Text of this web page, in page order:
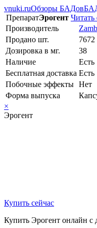
vnuki.ruОбзоры БАДов
ПрепаратЭрогент Читать
Производитель
Продано шт.
7672
Дозировка в мг.
38
Наличие
Есть
Бесплатная доставка Есть
Побочные эффекты Нет
Форма выпуска
×
Эрогент
Купить сейчас
Купить Эрогент онлайн с